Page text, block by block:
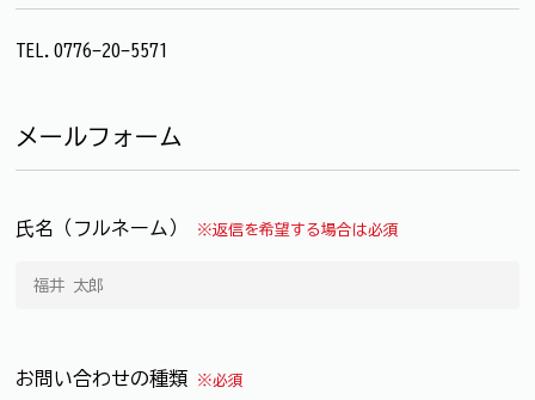
TEL.0776-20-5571
メールフォーム
氏名（フルネーム） ※返信を希望する場合は必須
お問い合わせの種類 ※必須